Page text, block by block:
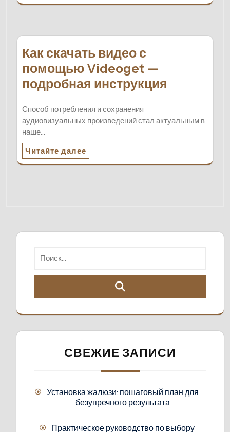
Как скачать видео с
помощью Videoget —
подробная инструкция
Способ потребления и сохранения
аудиовизуальных произведений стал актуальным в
наше…
Читайте далее
СВЕЖИЕ ЗАПИСИ
Установка жалюзи: пошаговый план для
безупречного результата
Практическое руководство по выбору